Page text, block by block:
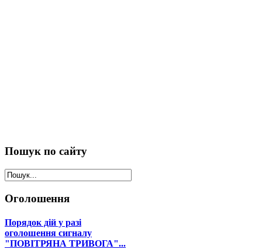
Пошук по сайту
Оголошення
Порядок дій у разі
оголошення сигналу
"ПОВІТРЯНА ТРИВОГА"...